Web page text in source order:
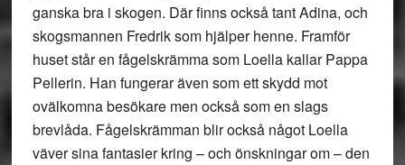
ganska bra i skogen. Där finns också tant Adina, och
skogsmannen Fredrik som hjälper henne. Framför
huset står en fågelskrämma som Loella kallar Pappa
Pellerin. Han fungerar även som ett skydd mot
ovälkomna besökare men också som en slags
brevlåda. Fågelskrämman blir också något Loella
väver sina fantasier kring – och önskningar om – den